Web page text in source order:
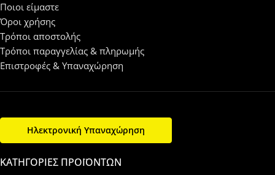
Ποιοι είμαστε
Όροι χρήσης
Τρόποι αποστολής
Τρόποι παραγγελίας & πληρωμής
Επιστροφές & Υπαναχώρηση
Ηλεκτρονική Υπαναχώρηση
ΚΑΤΗΓΟΡΊΕΣ ΠΡΟΪΌΝΤΩΝ